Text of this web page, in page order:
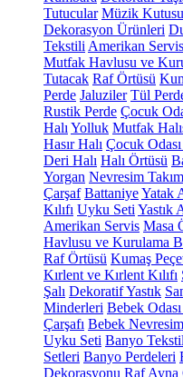
Tutucular Müzik Kutusu
Dekorasyon Ürünleri
Tekstili Amerikan Servis
Mutfak Havlusu ve
Tutacak Raf Örtüsü
Perde Jaluziler Tül
Rustik Perde Çocuk
Halı Yolluk Mutfak
Hasır Halı Çocuk Odası
Deri Halı Halı Örtüsü
Yorgan Nevresim
Çarşaf BattaniyeYatak
Kılıfı Uyku Seti Yastık
Amerikan Servis Masa
Havlusu ve Kurulama
Raf Örtüsü Kumaş
Kırlent ve Kırlent Kılıfı
Şalı Dekoratif Yastık
Minderleri Bebek
Çarşafı Bebek Nevresim
Uyku Seti Banyo Tekstil
Setleri Banyo Perdeleri
Dekorasyonu Raf Ayna